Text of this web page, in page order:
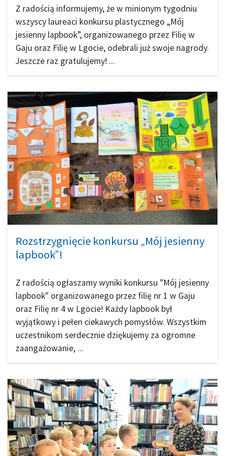
Z radością informujemy, że w minionym tygodniu
wszyscy laureaci konkursu plastycznego „Mój
jesienny lapbook”, organizowanego przez Filię w
Gaju oraz Filię w Lgocie, odebrali już swoje nagrody.
Jeszcze raz gratulujemy! ...
Rozstrzygnięcie konkursu „Mój jesienny
lapbook”!
Z radością ogłaszamy wyniki konkursu "Mój jesienny
lapbook" organizowanego przez filię nr 1 w Gaju
oraz Filię nr 4 w Lgocie! Każdy lapbook był
wyjątkowy i pełen ciekawych pomysłów. Wszystkim
uczestnikom serdecznie dziękujemy za ogromne
zaangażowanie, ...